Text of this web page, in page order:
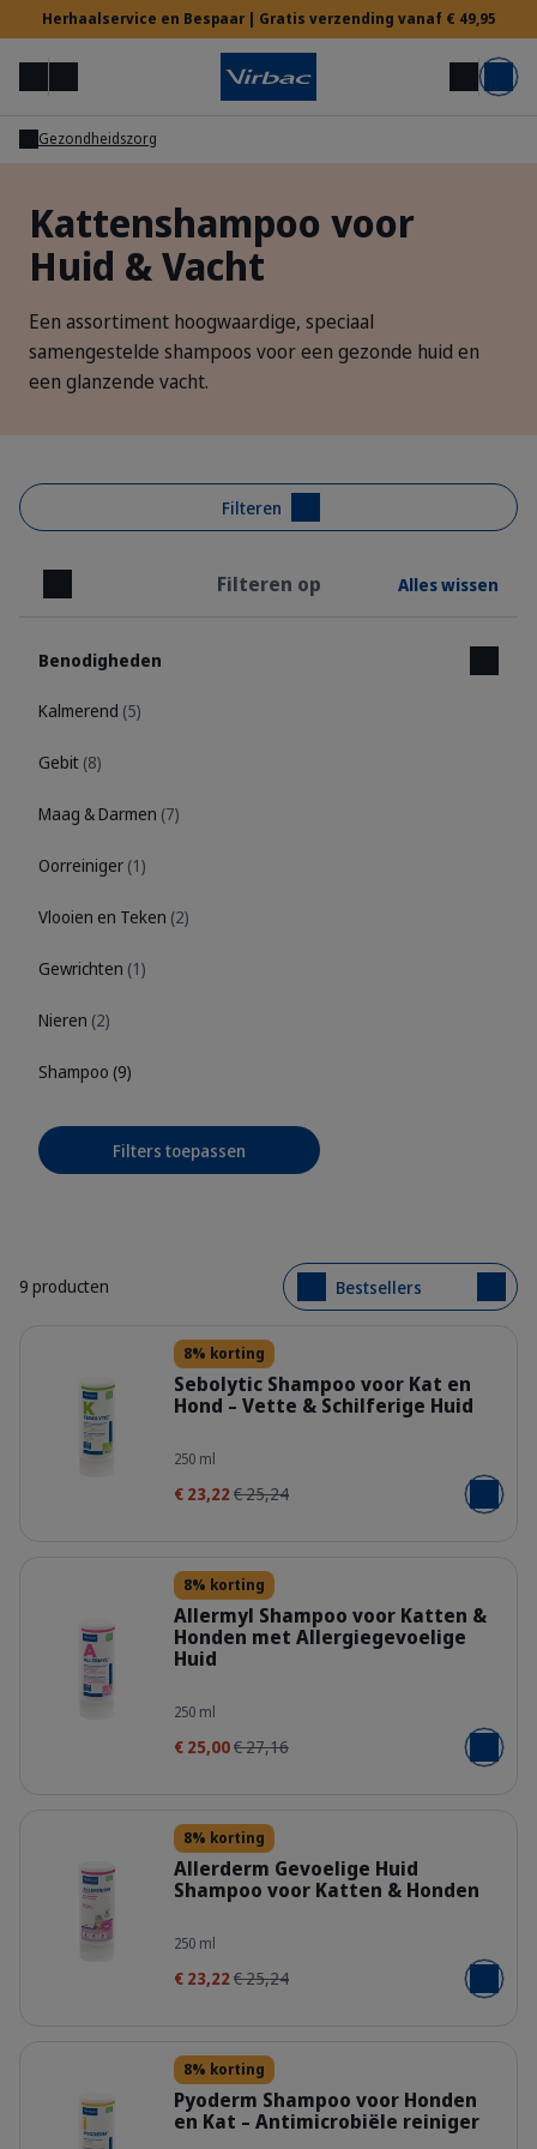
Herhaalservice en Bespaar | Gratis verzending vanaf € 49,95
MenuZoek op Mijn account Mand
Hulp nodig?
Gezondheidszorg
Kattenshampoo voor
Huid & Vacht
Een assortiment hoogwaardige, speciaal
samengestelde shampoos voor een gezonde huid en
een glanzende vacht.
Filteren
Sluiten Filteren op Alles wissen
Benodigheden
Kalmerend (5)
Gebit (8)
Maag & Darmen (7)
Oorreiniger (1)
Vlooien en Teken (2)
Gewrichten (1)
Nieren (2)
Shampoo (9)
Filters toepassen
9 producten Bestsellers
8% korting
Sebolytic Shampoo voor Kat en
Hond – Vette & Schilferige Huid
250 ml
€ 23,22€ 25,24 Voeg
8% korting
Allermyl Shampoo voor Katten &
Honden met Allergiegevoelige
Huid
250 ml
€ 25,00€ 27,16 Voeg
8% korting
Allerderm Gevoelige Huid
Shampoo voor Katten & Honden
250 ml
€ 23,22€ 25,24 Voeg
8% korting
Pyoderm Shampoo voor Honden
en Kat – Antimicrobiële reiniger